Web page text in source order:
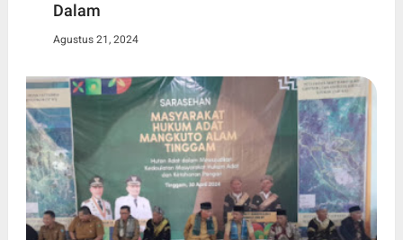
Dalam
Agustus 21, 2024